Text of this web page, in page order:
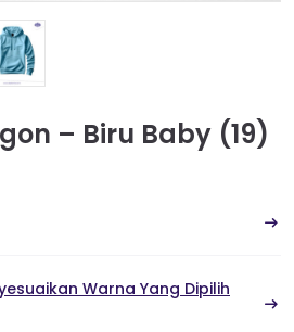
– Biru Baby (19)
Warna Yang Dipilih